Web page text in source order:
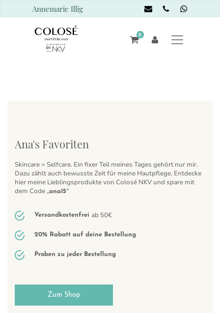
Annemarie Illig
0
Ana's Favoriten
Skincare = Selfcare. Ein fixer Teil meines Tages gehört nur mir.
Dazu zählt auch bewusste Zeit für meine Hautpflege. Entdecke
hier meine Lieblingsprodukte von Colosé NKV und spare mit
dem Code „ana15“
Versandkostenfrei ab 50€
20% Rabatt auf deine Bestellung
Proben zu jeder Bestellung
Zum Shop